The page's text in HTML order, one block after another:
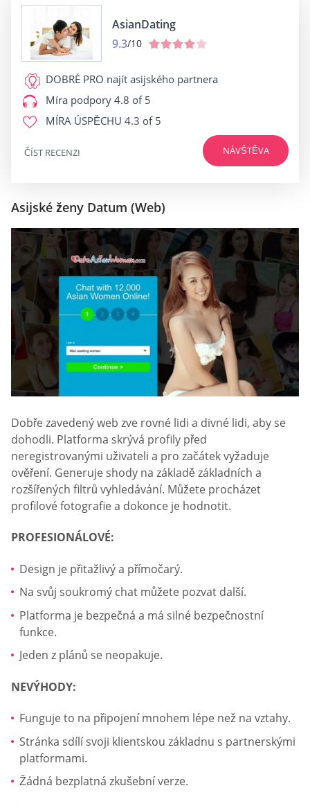
AsianDating
9.3/10
DOBRÉ PRO najít asijského partnera
Míra podpory 4.8 of 5
MÍRA ÚSPĚCHU 4.3 of 5
NÁVŠTĚVA
ČÍST RECENZI
Asijské ženy Datum (Web)
Dobře zavedený web zve rovné lidi a divné lidi, aby se
dohodli. Platforma skrývá profily před
neregistrovanými uživateli a pro začátek vyžaduje
ověření. Generuje shody na základě základních a
rozšířených filtrů vyhledávání. Můžete procházet
profilové fotografie a dokonce je hodnotit.
PROFESIONÁLOVÉ:
Design je přitažlivý a přímočarý.
Na svůj soukromý chat můžete pozvat další.
Platforma je bezpečná a má silné bezpečnostní
funkce.
Jeden z plánů se neopakuje.
NEVÝHODY:
Funguje to na připojení mnohem lépe než na vztahy.
Stránka sdílí svoji klientskou základnu s partnerskými
platformami.
Žádná bezplatná zkušební verze.